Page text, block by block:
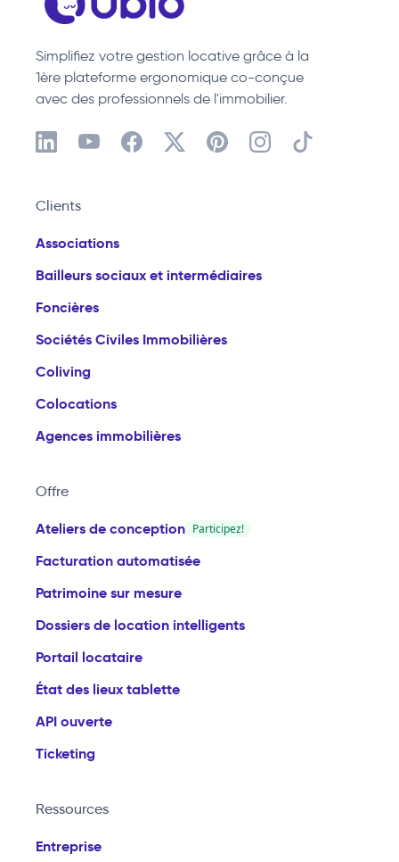
Simplifiez votre gestion locative grâce à la
1ère plateforme ergonomique co-conçue
avec des professionnels de l'immobilier.
Clients
Associations
Bailleurs sociaux et intermédiaires
Foncières
Sociétés Civiles Immobilières
Coliving
Colocations
Agences immobilières
Offre
Ateliers de conception Participez!
Facturation automatisée
Patrimoine sur mesure
Dossiers de location intelligents
Portail locataire
État des lieux tablette
API ouverte
Ticketing
Ressources
Entreprise